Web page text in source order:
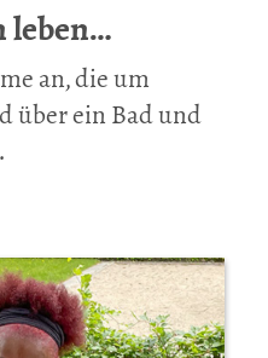
leben…
an, die um
über ein Bad und